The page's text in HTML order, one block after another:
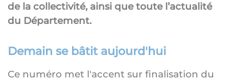
de la collectivité, ainsi que toute l’actualité
du Département.
Demain se bâtit aujourd'hui
Ce numéro met l'accent sur finalisation du